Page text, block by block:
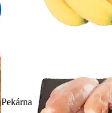
Pekárna